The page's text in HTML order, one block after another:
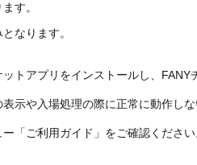
す。
なります。
トアプリをインストールし、
示や入場処理の際に正常に動作し
「ご利用ガイド」をご確認ください